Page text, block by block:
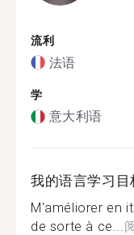
流利
法语
学
意大利语
我的语言学习目
M'améliorer en
de sorte à ce...